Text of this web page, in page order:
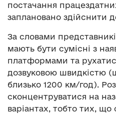
постачання
заплановано здійснити
За словами
мають бути сумісні з
платформами та
дозвуковою швидкістю
близько 1200 км/год).
сконцентруватися на
варіантах, тобто тих, що